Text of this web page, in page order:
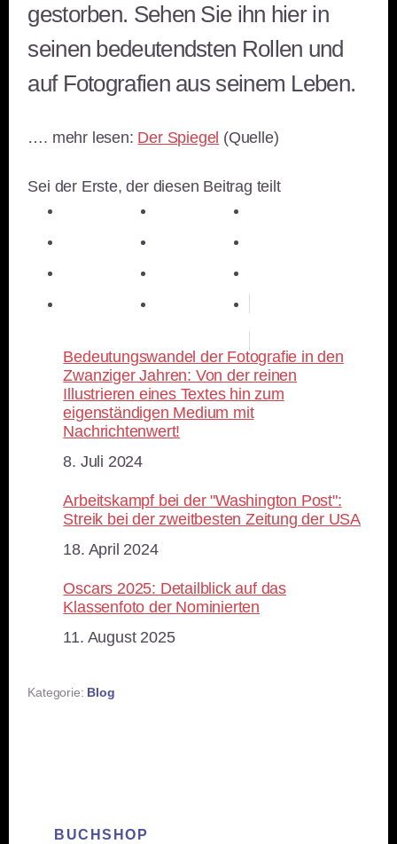
gestorben. Sehen Sie ihn hier in
seinen bedeutendsten Rollen und
auf Fotografien aus seinem Leben.
…. mehr lesen: Der Spiegel (Quelle)
Sei der Erste, der diesen Beitrag teilt
Bedeutungswandel der Fotografie in den
Zwanziger Jahren: Von der reinen
Illustrieren eines Textes hin zum
eigenständigen Medium mit
Nachrichtenwert!
Datum
8. Juli 2024
Arbeitskampf bei der "Washington Post":
Streik bei der zweitbesten Zeitung der USA
Datum
18. April 2024
Oscars 2025: Detailblick auf das
Klassenfoto der Nominierten
Datum
11. August 2025
Kategorie: Blog
BUCHSHOP